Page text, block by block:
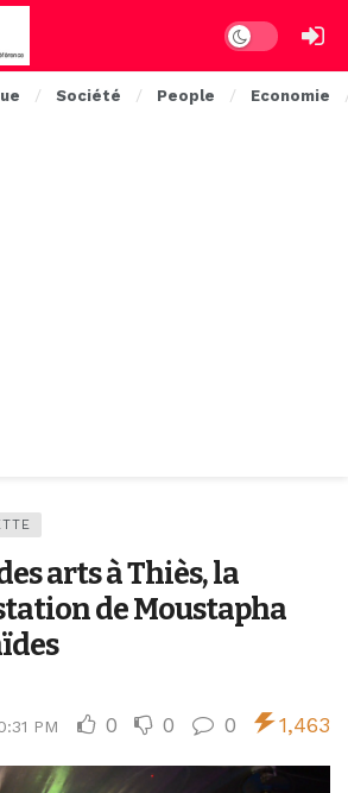
Dark mode
Société People Economie
arts à Thiès, la
de Moustapha
PM 0 0 0 1,463